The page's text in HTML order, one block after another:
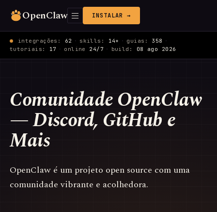
OpenClaw INSTALAR →
integrações: 62 · skills: 14+ · guias: 358 ·
tutoriais: 17 · online 24/7 · build: 08 ago 2026
Comunidade OpenClaw
— Discord, GitHub e
Mais
OpenClaw é um projeto open source com uma
comunidade vibrante e acolhedora.